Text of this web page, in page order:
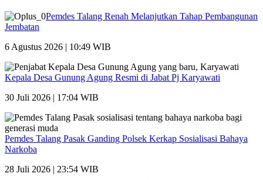
Pemdes Talang Renah Melanjutkan Tahap Pembangunan
Jembatan
6 Agustus 2026 | 10:49 WIB
Kepala Desa Gunung Agung Resmi di Jabat Pj Karyawati
30 Juli 2026 | 17:04 WIB
Pemdes Talang Pasak Ganding Polsek Kerkap Sosialisasi Bahaya
Narkoba
28 Juli 2026 | 23:54 WIB